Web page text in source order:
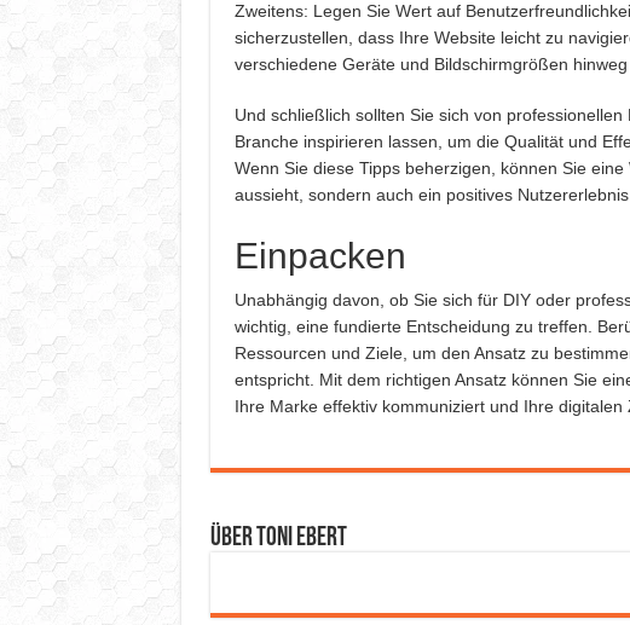
Zweitens: Legen Sie Wert auf
sicherzustellen, dass Ihre Website leicht zu
verschiedene Geräte und Bildschirmgrößen
Und schließlich sollten Sie sich von
Branche inspirieren lassen, um die Qualität und
Wenn Sie diese Tipps beherzigen, können Sie
aussieht, sondern auch ein positives
Einpacken
Unabhängig davon, ob Sie sich für DIY oder
wichtig, eine fundierte Entscheidung zu treffen.
Ressourcen und Ziele, um den Ansatz zu
entspricht. Mit dem richtigen Ansatz können Sie
Ihre Marke effektiv kommuniziert und Ihre digitalen
Über Toni Ebert